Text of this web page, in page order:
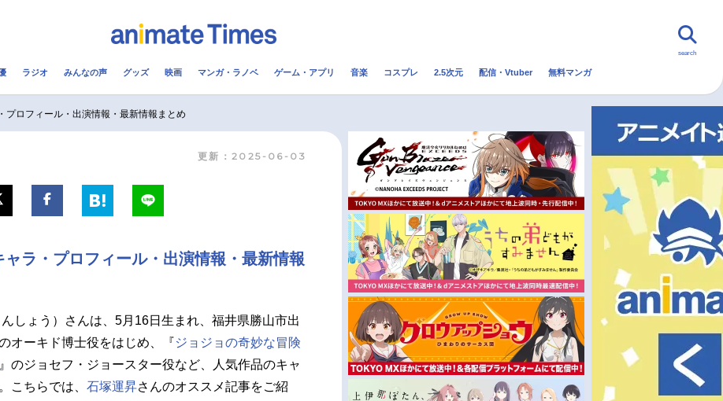
2.5次元 配信・Vtuber トレンド 無料マンガ
アニメ映画一覧
男性声優/女性声優一覧
今期アニメ曜日別一覧
夏アニメ
秋アニメ
冬アニメ
search
ラジオ みんなの声 グッズ 映画 マンガ・ラノベ ゲーム・アプリ 音楽 コスプレ 2.5次元 配信・Vtuber 無料マンガ
プロフィール・出演情報・最新情報まとめ
更新：2025-06-03
ラ・プロフィール・出演情報・最新情報
んしょう）さんは、5月16日生まれ、福井県勝山市出
オーキド博士役をはじめ、『ジョジョの奇妙な冒険
』のジョセフ・ジョースター役など、人気作品のキャ
こちらでは、 石塚運昇さんのオススメ記事をご紹